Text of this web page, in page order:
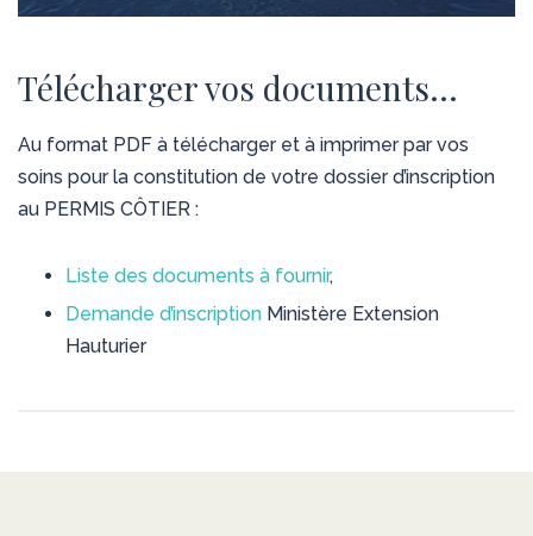
Télécharger vos documents…
Au format PDF à télécharger et à imprimer par vos
soins pour la constitution de votre dossier d’inscription
au PERMIS CÔTIER :
Liste des documents à fournir,
Demande d’inscription Ministère Extension
Hauturier